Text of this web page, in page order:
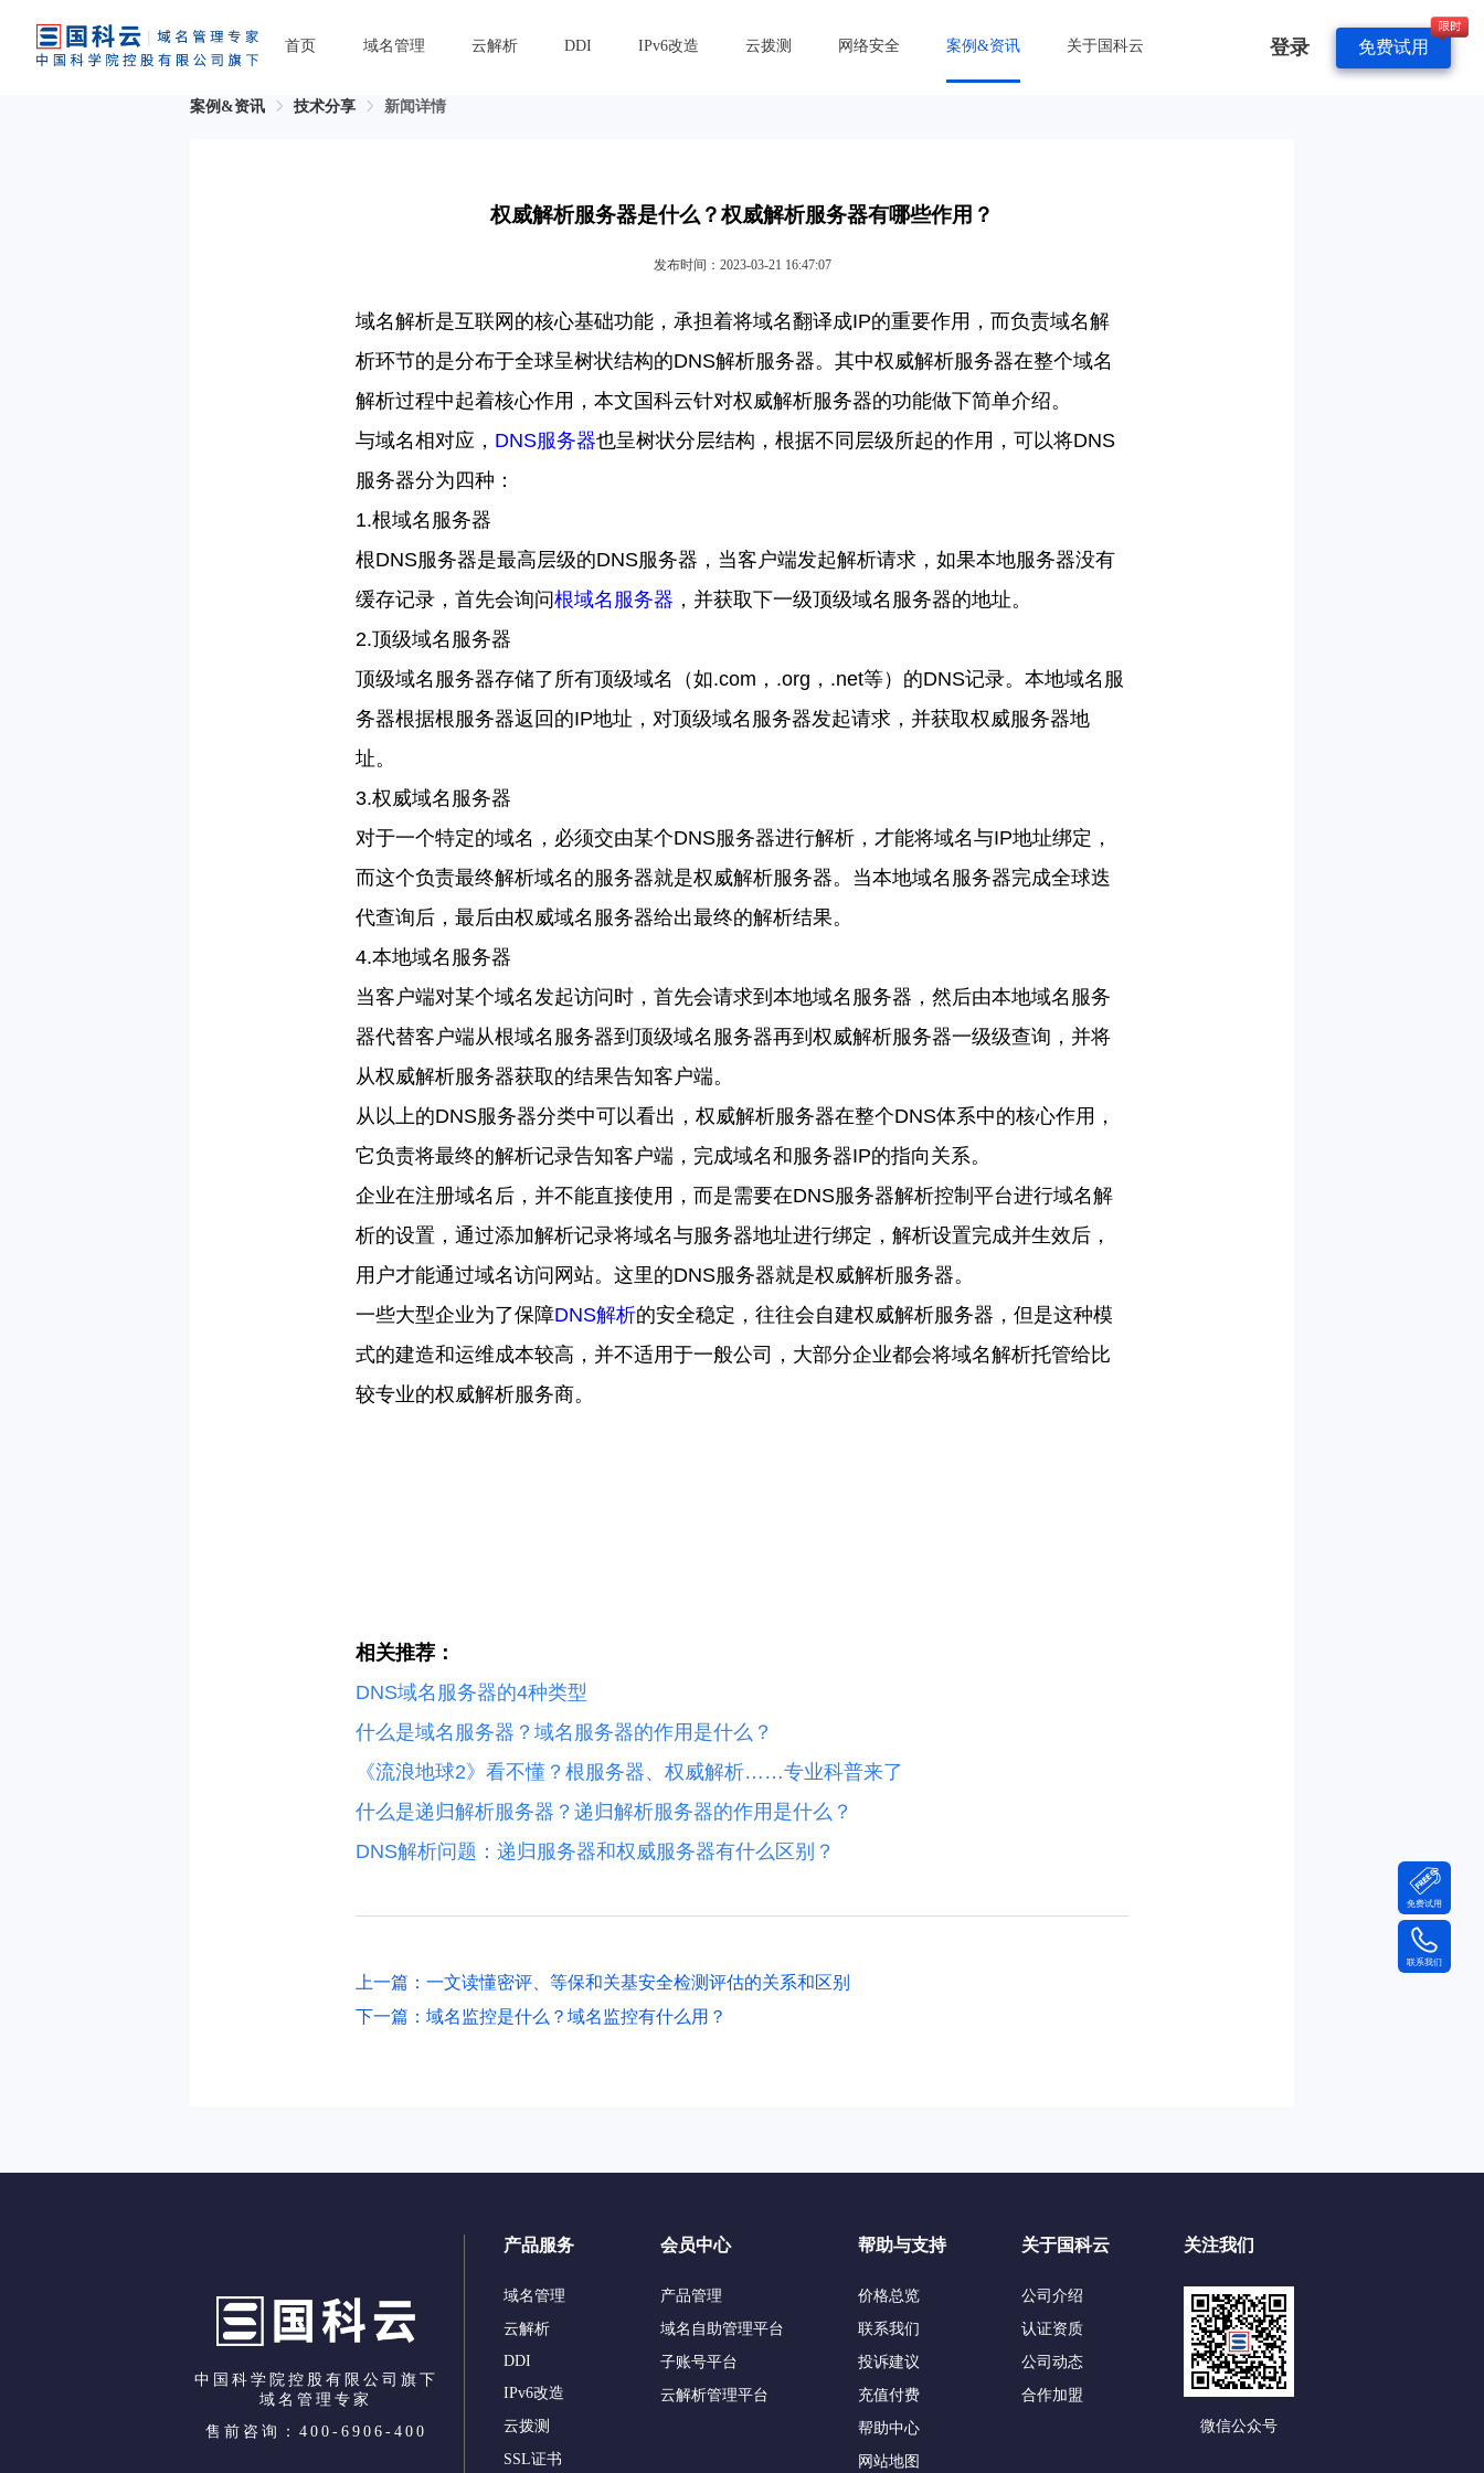
首页 域名管理 云解析 DDI IPv6改造 云拨测 网络安全 案例&资讯 关于国科云 登录 免费试用
案例&资讯 技术分享 新闻详情
权威解析服务器是什么？权威解析服务器有哪些作用？
发布时间：2023-03-21 16:47:07
域名解析是互联网的核心基础功能，承担着将域名翻译成IP的重要作用，而负责域名解
析环节的是分布于全球呈树状结构的DNS解析服务器。其中权威解析服务器在整个域名
解析过程中起着核心作用，本文 国科云针对权威解析服务器的功能做下简单介绍。
与域名相对应， DNS服务器也呈树状分层结构，根据不同层级所起的作用，可以将DNS
服务器分为四种：
1.根域名服务器
根DNS服务器是最高层级的DNS服务器，当客户端发起解析请求，如果本地服务器没有
缓存记录，首先会询问根域名服务器 ，并获取下一级顶级域名服务器的地址。
2.顶级域名服务器
顶级域名服务器存储了所有顶级域名（如.com ， .org ， .net等）的DNS记录。本地域名服
务器根据根服务器返回的IP地址，对顶级域名服务器发起请求，并获取权威服务器地
址。
3.权威域名服务器
对于一个特定的域名，必须交由某个DNS服务器进行解析，才能将域名与IP地址绑定，
而这个负责最终解析域名的服务器就是权威解析服务器。当本地域名服务器完成全球迭
代查询后，最后由权威域名服务器给出最终的解析结果。
4.本地域名服务器
当客户端对某个域名发起访问时，首先会请求到本地域名服务器，然后由本地域名服务
器代替客户端从根域名服务器到顶级域名服务器再到权威解析服务器一级级查询，并将
从权威解析服务器获取的结果告知客户端。
从以上的DNS服务器分类中可以看出，权威解析服务器在整个DNS体系中的核心作用，
它负责将最终的解析记录告知客户端，完成域名和服务器IP的指向关系。
企业在注册域名后，并不能直接使用，而是需要在DNS服务器解析控制平台进行域名解
析的设置，通过添加解析记录将域名与服务器地址进行绑定，解析设置完成并生效后，
用户才能通过域名访问网站。这里的DNS服务器就是权威解析服务器。
一些大型企业为了保障DNS解析的安全稳定，往往会自建权威解析服务器，但是这种模
式的建造和运维成本较高，并不适用于一般公司，大部分企业都会将域名解析托管给比
较专业的权威解析服务商。
相关推荐：
DNS域名服务器的4种类型
什么是域名服务器？域名服务器的作用是什么？
《流浪地球2》看不懂？根服务器、权威解析……专业科普来了
什么是递归解析服务器？递归解析服务器的作用是什么？
DNS解析问题：递归服务器和权威服务器有什么区别？
上一篇：一文读懂密评、等保和关基安全检测评估的关系和区别
下一篇：域名监控是什么？域名监控有什么用？
中国科学院控股有限公司旗下
域名管理专家
售前咨询：400-6906-400
产品服务
域名管理
云解析
DDI
IPv6改造
云拨测
SSL证书
会员中心
产品管理
域名自助管理平台
子账号平台
云解析管理平台
帮助与支持
价格总览
联系我们
投诉建议
充值付费
帮助中心
网站地图
关于国科云
公司介绍
认证资质
公司动态
合作加盟
关注我们
微信公众号
免费试用
联系我们